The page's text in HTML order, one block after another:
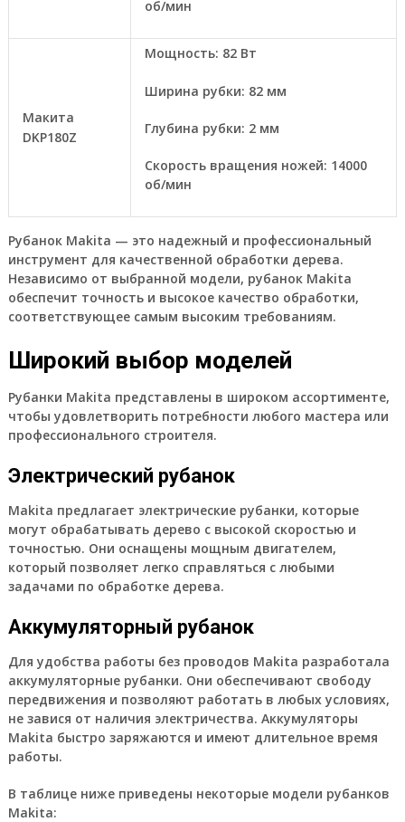
об/мин
Макита
DKP180Z
Мощность: 82 Вт
Ширина рубки: 82 мм
Глубина рубки: 2 мм
Скорость вращения ножей: 14000
об/мин
Рубанок Makita — это надежный и профессиональный
инструмент для качественной обработки дерева.
Независимо от выбранной модели, рубанок Makita
обеспечит точность и высокое качество обработки,
соответствующее самым высоким требованиям.
Широкий выбор моделей
Рубанки Makita представлены в широком ассортименте,
чтобы удовлетворить потребности любого мастера или
профессионального строителя.
Электрический рубанок
Makita предлагает электрические рубанки, которые
могут обрабатывать дерево с высокой скоростью и
точностью. Они оснащены мощным двигателем,
который позволяет легко справляться с любыми
задачами по обработке дерева.
Аккумуляторный рубанок
Для удобства работы без проводов Makita разработала
аккумуляторные рубанки. Они обеспечивают свободу
передвижения и позволяют работать в любых условиях,
не завися от наличия электричества. Аккумуляторы
Makita быстро заряжаются и имеют длительное время
работы.
В таблице ниже приведены некоторые модели рубанков
Makita: